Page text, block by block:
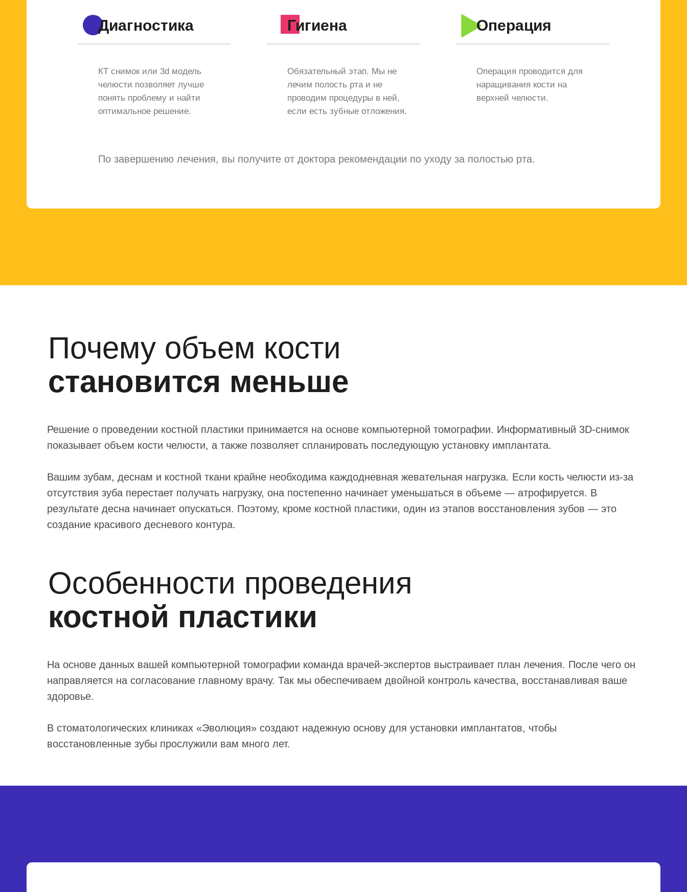
КТ снимок или 3d модель
челюсти позволяет лучше
понять проблему и найти
оптимальное решение.
Обязательный этап. Мы не
лечим полость рта и не
проводим процедуры в ней,
если есть зубные отложения.
Операция проводится для
наращивания кости на
верхней челюсти.
Диагностика Гигиена Операция
По завершению лечения, вы получите от доктора рекомендации по уходу за полостью рта.
Почему объем кости
становится меньше
Решение о проведении костной пластики принимается на основе компьютерной томографии. Информативный 3D-снимок
показывает объем кости челюсти, а также позволяет спланировать последующую установку имплантата.
Вашим зубам, деснам и костной ткани крайне необходима каждодневная жевательная нагрузка. Если кость челюсти из-за
отсутствия зуба перестает получать нагрузку, она постепенно начинает уменьшаться в объеме — атрофируется. В
результате десна начинает опускаться. Поэтому, кроме костной пластики, один из этапов восстановления зубов — это
создание красивого десневого контура.
Особенности проведения
костной пластики
На основе данных вашей компьютерной томографии команда врачей-экспертов выстраивает план лечения. После чего он
направляется на согласование главному врачу. Так мы обеспечиваем двойной контроль качества, восстанавливая ваше
здоровье.
В стоматологических клиниках «Эволюция» создают надежную основу для установки имплантатов, чтобы
восстановленные зубы прослужили вам много лет.